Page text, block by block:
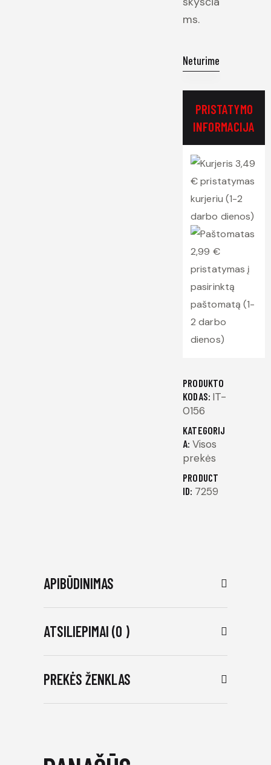
ms.
Neturime
PRISTATYMO
INFORMACIJA
3,49
€ pristatymas
kurjeriu (1-2
darbo dienos)
2,99 €
pristatymas į
pasirinktą
paštomatą (1-
2 darbo
dienos)
PRODUKTO
KODAS: IT-
0156
KATEGORIJ
A: Visos
prekės
PRODUCT
ID: 7259
APIBŪDINIMAS
ATSILIEPIMAI (0 )
PREKĖS ŽENKLAS